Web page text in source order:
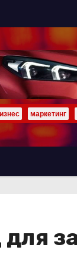
маркетинг
для